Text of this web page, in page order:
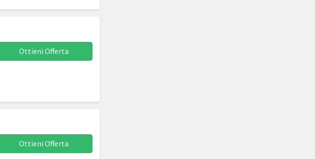
Ottieni Offerta
Ottieni Offerta